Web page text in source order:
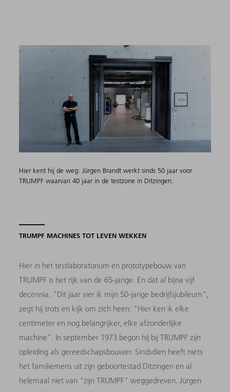
Hier kent hij de weg: Jürgen Brandt werkt sinds 50 jaar voor
TRUMPF waarvan 40 jaar in de testzone in Ditzingen.
TRUMPF MACHINES TOT LEVEN WEKKEN
Hier in het testlaboratorium en prototypebouw van
TRUMPF is het rijk van de 65-jarige. En dat al bijna vijf
decennia. "Dit jaar vier ik mijn 50-jarige bedrijfsjubileum",
zegt hij trots en kijk om zich heen: "Hier ken ik elke
centimeter en nog belangrijker, elke afzonderlijke
machine". In september 1973 begon hij bij TRUMPF zijn
opleiding als gereedschapsbouwer. Sindsdien heeft niets
het familiemens uit zijn geboortestad Ditzingen en al
helemaal niet van "zijn TRUMPF" weggedreven. Jürgen